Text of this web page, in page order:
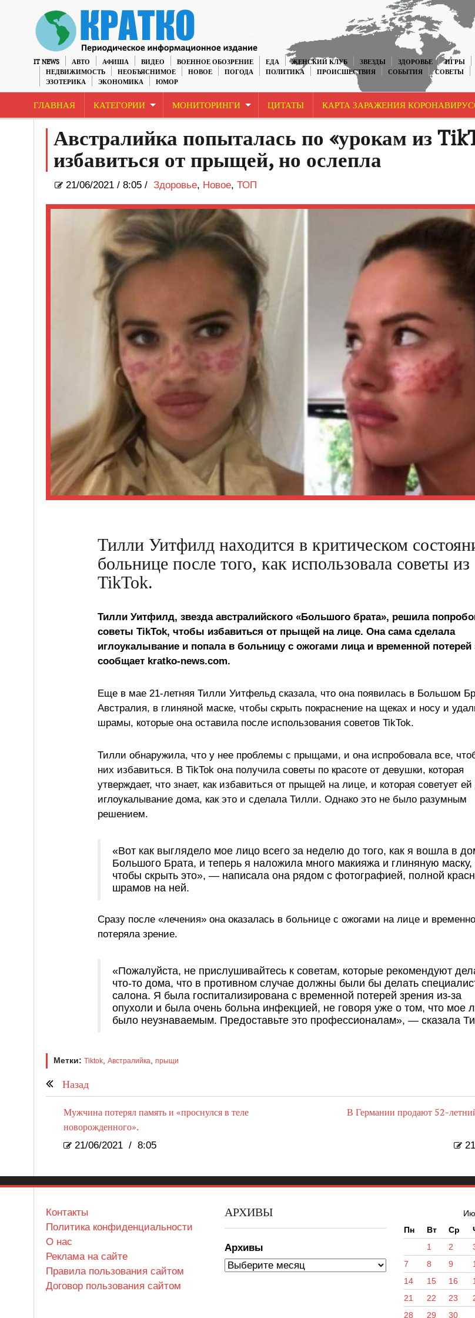
IT NEWS АВТО АФИША ВИДЕО ВОЕННОЕ ОБОЗРЕНИЕ ЕДА ЖЕНСКИЙ КЛУБ ЗВЕЗДЫ ЗДОРОВЬЕ ИГРЫ
НЕДВИЖИМОСТЬ
НЕОБЪЯСНИМОЕ НОВОЕ ПОГОДА ПОЛИТИКА ПРОИСШЕСТВИЯ СОБЫТИЯ СОВЕТЫ
ЭЗОТЕРИКА
ЭКОНОМИКА ЮМОР
ГЛАВНАЯ КАТЕГОРИИ МОНИТОРИНГИ ЦИТАТЫ КАРТА ЗАРАЖЕНИЯ
Австралийка попыталась по «урокам из
избавиться от прыщей, но ослепла
21/06/2021/ 8:05 / Здоровье, Новое, ТОП
Тилли Уитфилд находится в критическом
больнице после того, как использовала советы из
TikTok.
Тилли Уитфилд, звезда австралийского «Большого брата», решила
советы TikTok, чтобы избавиться от прыщей на лице. Она сама сделала
иглоукалывание и попала в больницу с ожогами лица и временной потерей
сообщает kratko-news.com.
Еще в мае 21-летняя Тилли Уитфельд сказала, что она появилась в Большом
Австралия, в глиняной маске, чтобы скрыть покраснение на щеках и носу и
шрамы, которые она оставила после использования советов TikTok.
Тилли обнаружила, что у нее проблемы с прыщами, и она испробовала все,
них избавиться. В TikTok она получила советы по красоте от девушки, которая
утверждает, что знает, как избавиться от прыщей на лице, и которая советует ей
иглоукалывание дома, как это и сделала Тилли. Однако это не было разумным
решением.
«Вот как выглядело мое лицо всего за неделю до того, как я вошла в
Большого Брата, и теперь я наложила много макияжа и глиняную маску,
чтобы скрыть это», — написала она рядом с фотографией, полной
шрамов на ней.
Сразу после «лечения» она оказалась в больнице с ожогами на лице и временно
потеряла зрение.
«Пожалуйста, не прислушивайтесь к советам, которые рекомендуют
что-то дома, что в противном случае должны были бы делать
салона. Я была госпитализирована с временной потерей зрения из-за
опухоли и была очень больна инфекцией, не говоря уже о том, что мое
было неузнаваемым. Предоставьте это профессионалам», — сказала
Метки: Tiktok, Австралийка, прыщи
Назад
Мужчина потерял память и «проснулся в теле
новорожденного».
21/06/2021 / 8:05
В Германии продают 52-
Контакты
Политика конфиденциальности
О нас
Реклама на сайте
Правила пользования сайтом
Договор пользования сайтом
АРХИВЫ
Архивы
Пн
Вт Ср
1
2
7
8 9
14
15 16
21
22 23
28
29 30